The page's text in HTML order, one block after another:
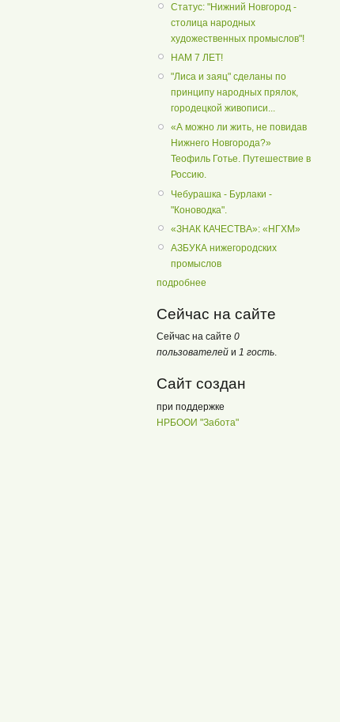
Статус: "Нижний Новгород -
столица народных
художественных промыслов"!
НАМ 7 ЛЕТ!
"Лиса и заяц" сделаны по
принципу народных прялок,
городецкой живописи...
«А можно ли жить, не повидав
Нижнего Новгорода?»
Теофиль Готье. Путешествие в
Россию.
Чебурашка - Бурлаки -
"Коноводка".
«ЗНАК КАЧЕСТВА»: «НГХМ»
АЗБУКА нижегородских
промыслов
подробнее
Сейчас на сайте
Сейчас на сайте 0
пользователей и 1 гость.
Сайт создан
при поддержке
НРБООИ "Забота"